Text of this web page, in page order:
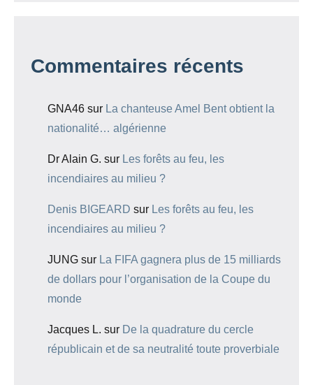
Commentaires récents
GNA46 sur La chanteuse Amel Bent obtient la
nationalité… algérienne
Dr Alain G. sur Les forêts au feu, les
incendiaires au milieu ?
Denis BIGEARD sur Les forêts au feu, les
incendiaires au milieu ?
JUNG sur La FIFA gagnera plus de 15 milliards
de dollars pour l’organisation de la Coupe du
monde
Jacques L. sur De la quadrature du cercle
républicain et de sa neutralité toute proverbiale